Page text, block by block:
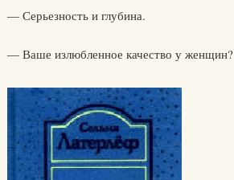
— Серьезность и глубина.
— Ваше излюбленное качество у женщин?